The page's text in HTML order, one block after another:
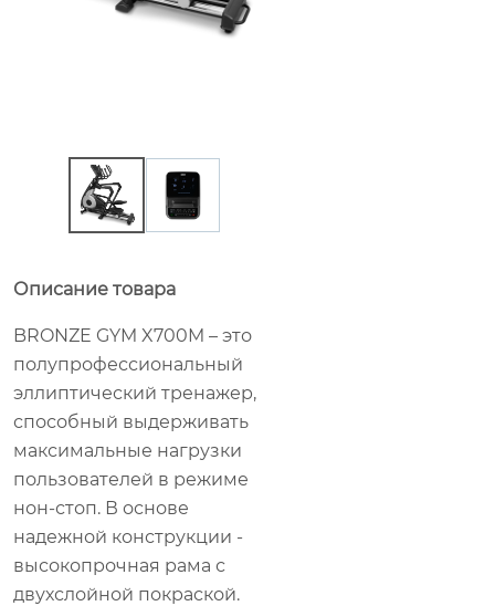
Описание товара
BRONZE GYM X700M – это
полупрофессиональный
эллиптический тренажер,
способный выдерживать
максимальные нагрузки
пользователей в режиме
нон-стоп. В основе
надежной конструкции -
высокопрочная рама с
двухслойной покраской.